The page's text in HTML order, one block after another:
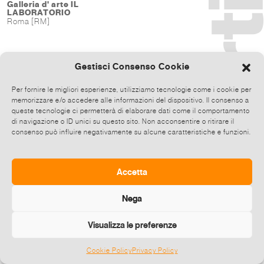
Gestisci Consenso Cookie
Per fornire le migliori esperienze, utilizziamo tecnologie come i cookie per
memorizzare e/o accedere alle informazioni del dispositivo. Il consenso a
queste tecnologie ci permetterà di elaborare dati come il comportamento
di navigazione o ID unici su questo sito. Non acconsentire o ritirare il
consenso può influire negativamente su alcune caratteristiche e funzioni.
Accetta
Nega
Visualizza le preferenze
Cookie PolicyPrivacy Policy
Galleria d' arte IL
LABORATORIO
Roma [RM]
©2026 E-zine